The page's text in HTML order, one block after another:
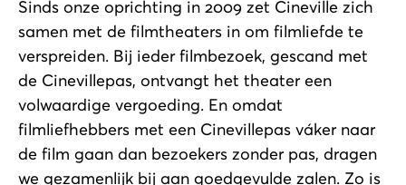
Sinds onze oprichting in 2009 zet Cineville zich
samen met de filmtheaters in om filmliefde te
verspreiden. Bij ieder filmbezoek, gescand met
de Cinevillepas, ontvangt het theater een
volwaardige vergoeding. En omdat
filmliefhebbers met een Cinevillepas váker naar
de film gaan dan bezoekers zonder pas, dragen
we gezamenlijk bij aan goedgevulde zalen. Zo is